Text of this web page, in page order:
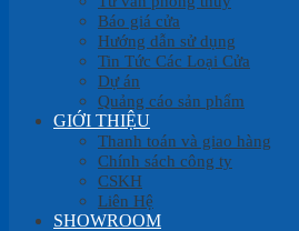
Báo giá cửa
Hướng dẫn sử dụng
Tin Tức Các Loại Cửa
Dự án
Quảng cáo sản phẩm
GIỚI THIỆU
Thanh toán và giao hàng
Chính sách công ty
CSKH
Liên Hệ
SHOWROOM